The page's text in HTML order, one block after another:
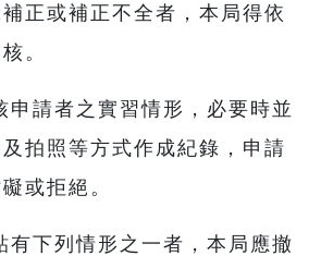
正或補正不全者，本局得依
。
申請者之實習情形，必要時並
拍照等方式作成紀錄，申請
或拒絕。
有下列情形之一者，本局應撤